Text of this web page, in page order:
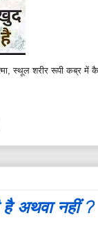
स्थूल शरीर रूपी कब्र में
है अथवा नहीं ?